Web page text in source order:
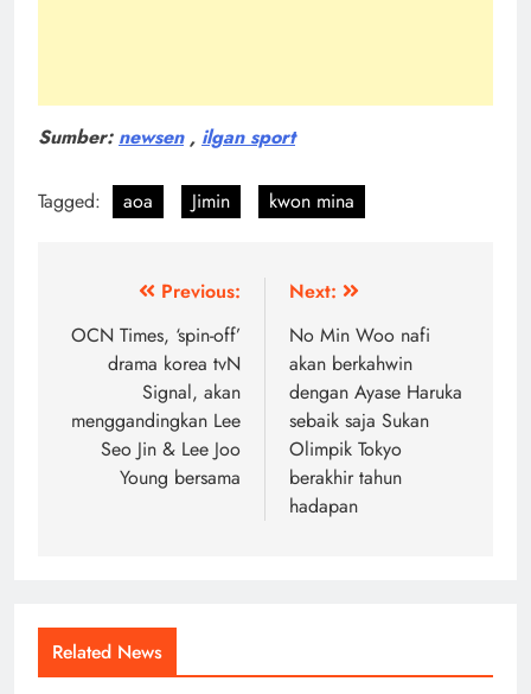
Sumber: newsen, ilgan sport
Tagged: aoa Jimin kwon mina
navigation
Previous:
OCN Times, ‘spin-off’
drama korea tvN
Signal, akan
menggandingkan Lee
Seo Jin & Lee Joo
Young bersama
Next:
No Min Woo nafi
akan berkahwin
dengan Ayase Haruka
sebaik saja Sukan
Olimpik Tokyo
berakhir tahun
hadapan
Related News